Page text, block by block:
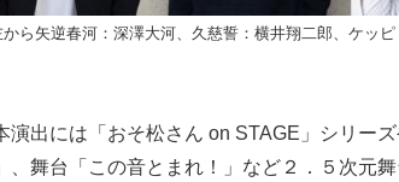
ら矢逆春河：深澤大河、久慈誓：横井翔二郎、ケッピ
演出には「おそ松さん on STAGE」シリー
、舞台「この音とまれ！」など２．５次元